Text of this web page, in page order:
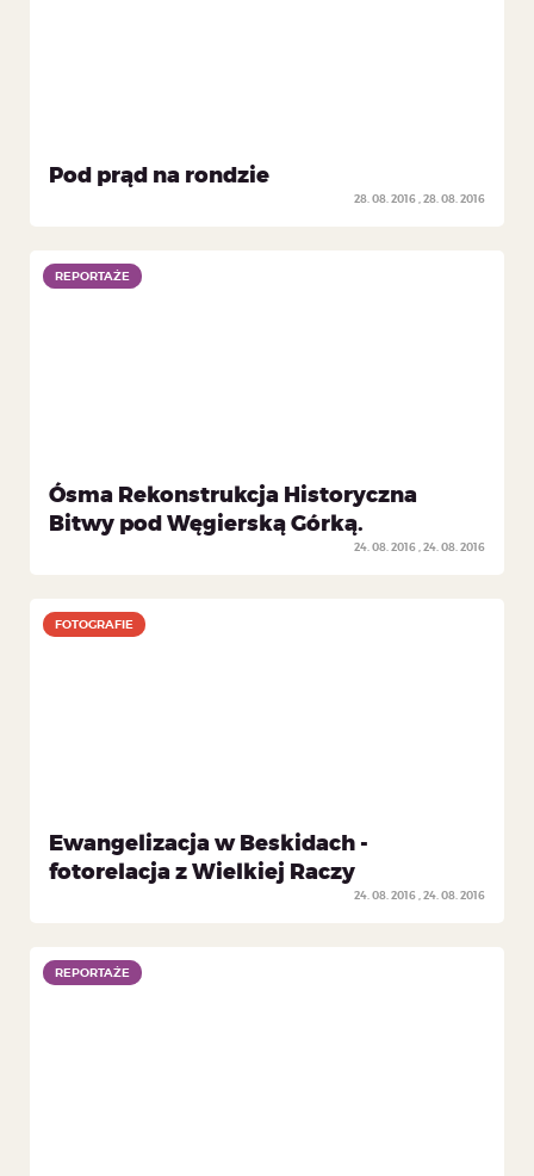
Pod prąd na rondzie
28. 08. 2016 28. 08. 2016
Ósma Rekonstrukcja Historyczna
Bitwy pod Węgierską Górką.
REPORTAŻE
24. 08. 2016 24. 08. 2016
REPORTAŻE
Ewangelizacja w Beskidach -
fotorelacja z Wielkiej Raczy
FOTOGRAFIE
24. 08. 2016 24. 08. 2016
FOTOGRAFIE
REPORTAŻE
REPORTAŻE